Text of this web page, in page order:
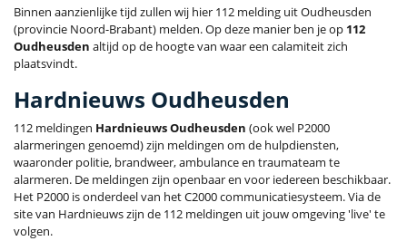
Binnen aanzienlijke tijd zullen wij hier 112 melding uit Oudheusden
(provincie Noord-Brabant) melden. Op deze manier ben je op 112
Oudheusden altijd op de hoogte van waar een calamiteit zich
plaatsvindt.
Hardnieuws Oudheusden
112 meldingen Hardnieuws Oudheusden (ook wel P2000
alarmeringen genoemd) zijn meldingen om de hulpdiensten,
waaronder politie, brandweer, ambulance en traumateam te
alarmeren. De meldingen zijn openbaar en voor iedereen beschikbaar.
Het P2000 is onderdeel van het C2000 communicatiesysteem. Via de
site van Hardnieuws zijn de 112 meldingen uit jouw omgeving 'live' te
volgen.